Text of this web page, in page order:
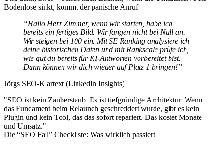
Bodenlose sinkt, kommt der panische Anruf:
“Hallo Herr Zimmer, wenn wir starten, habe ich
bereits ein fertiges Bild. Wir fangen nicht bei Null an.
Wir steigen bei 100 ein. MitSE Ranking analysiere ich
deine historischen Daten und mit Rankscale prüfe ich,
wie gut du bereits für KI-Antworten vorbereitet bist.
Dann können wir dich wieder auf Platz 1 bringen!”
Jörgs SEO-Klartext (LinkedIn Insights)
"SEO ist kein Zauberstaub. Es ist tiefgründige Architektur. Wenn
das Fundament beim Relaunch geschreddert wurde, gibt es kein
Plugin und kein Tool, das das sofort repariert. Das kostet Monate –
und Umsatz."
Die “SEO Fail” Checkliste: Was wirklich passiert